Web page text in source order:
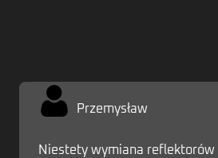
Przemysław
Niestety wymiana reflektorów